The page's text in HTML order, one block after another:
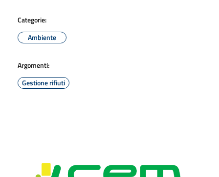
Categorie:
Ambiente
Argomenti:
Gestione rifiuti